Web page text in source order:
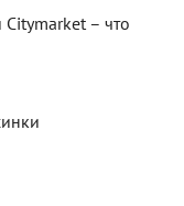
– что